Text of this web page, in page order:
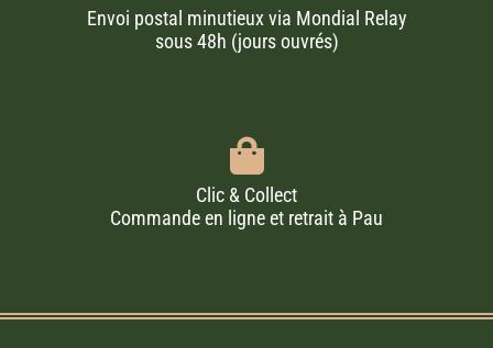
Envoi postal minutieux via Mondial Relay
sous 48h (jours ouvrés)
Clic & Collect
Commande en ligne et retrait à Pau